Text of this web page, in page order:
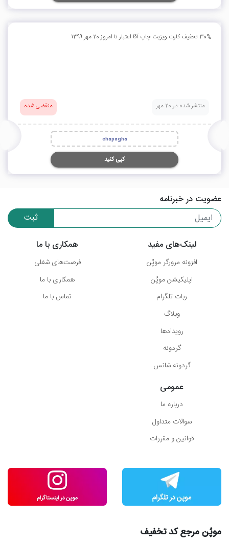
30% تخفیف کارت ویزیت چاپ آقا اعتبار تا امروز 20 مهر 1399
منتشر شده در 20 مهر منقضی شده
chapagha
کپی کنید
عضویت در خبرنامه
ثبت
لینک‌های مفید
افزونه مرورگر موپُن
اپلیکیشن موپُن
ربات تلگرام
وبلاگ
رویدادها
گردونه
گردونه شانس
همکاری با ما
فرصت‌های شغلی
همکاری با ما
تماس با ما
عمومی
درباره ما
سوالات متداول
قوانین و مقررات
موپُن مرجع کد تخفیف